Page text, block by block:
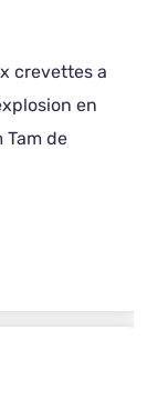
crevettes a
en
Tam de